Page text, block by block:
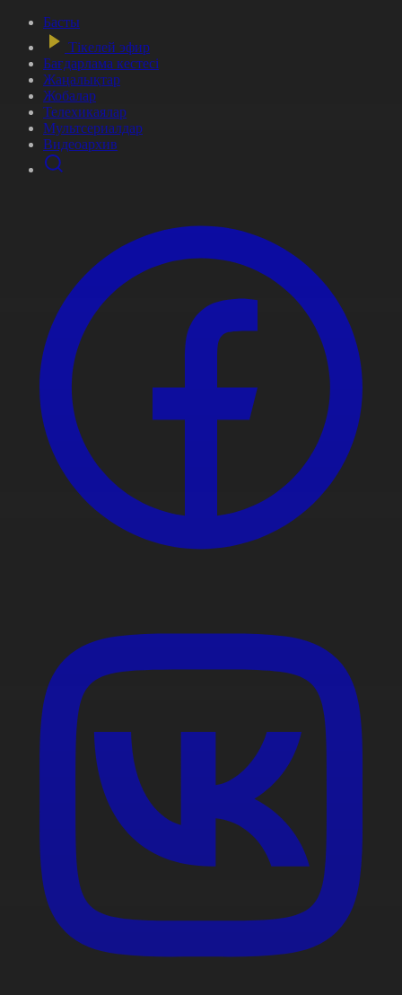
Басты
Тікелей эфир
Бағдарлама кестесі
Жаңалықтар
Жобалар
Телехикаялар
Мультсериалдар
Видеоархив